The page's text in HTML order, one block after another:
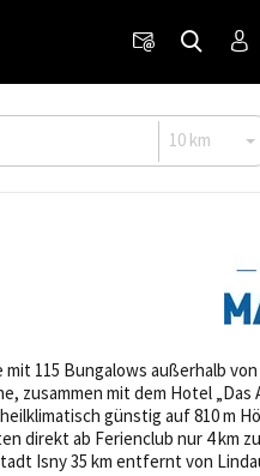
115 Bungalows außerhalb
zusammen mit dem Hotel
günstig auf 810 m
direkt ab Ferienclub nur 4 km
Isny 35 km entfernt von